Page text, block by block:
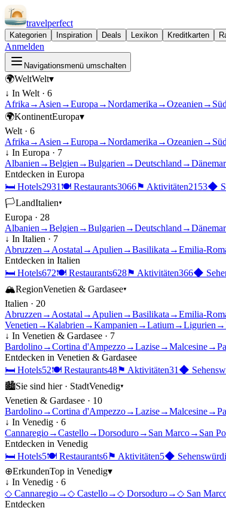
travelperfect
Kategorien Inspiration Deals Lexikon Kreditkarten
Anmelden
Navigationsmenü umschalten
🌍WeltWelt▾
↓ In Welt · 6
Afrika → Asien →Europa →Nordamerika →Ozeanien →
🌍KontinentEuropa▾
Welt · 6
Afrika → Asien →Europa →Nordamerika →Ozeanien →
↓ In Europa · 7
Albanien →Belgien →Bulgarien →Deutschland →
Entdecken in Europa
🛏 Hotels2931 🍽 Restaurants3066⚑ Aktivitäten2153◆
🏳LandItalien▾
Europa · 28
Albanien →Belgien →Bulgarien →Deutschland →
↓ In Italien · 7
Abruzzen → Aostatal → Apulien →Basilikata →Emilia-
Entdecken in Italien
🛏 Hotels672🍽 Restaurants628⚑ Aktivitäten366◆
🏔RegionVenetien & Gardasee▾
Italien · 20
Abruzzen → Aostatal → Apulien →Basilikata →Emilia-
Venetien →Kalabrien →Kampanien →Latium→Ligurien →
↓ In Venetien & Gardasee · 7
Bardolino→Cortina d'Ampezzo→Lazise→Malcesine→
Entdecken in Venetien & Gardasee
🛏 Hotels52🍽 Restaurants48⚑ Aktivitäten31 ◆
🏙Sie sind hier · StadtVenedig▾
Venetien & Gardasee · 10
Bardolino→Cortina d'Ampezzo→Lazise→Malcesine→
↓ In Venedig · 6
Cannaregio→Castello→Dorsoduro→ San Marco→ San
Entdecken in Venedig
🛏 Hotels5🍽 Restaurants6⚑ Aktivitäten5◆
⊕ErkundenTop in Venedig▾
↓ In Venedig · 6
◇ Cannaregio→◇ Castello→◇ Dorsoduro→◇ San
Entdecken